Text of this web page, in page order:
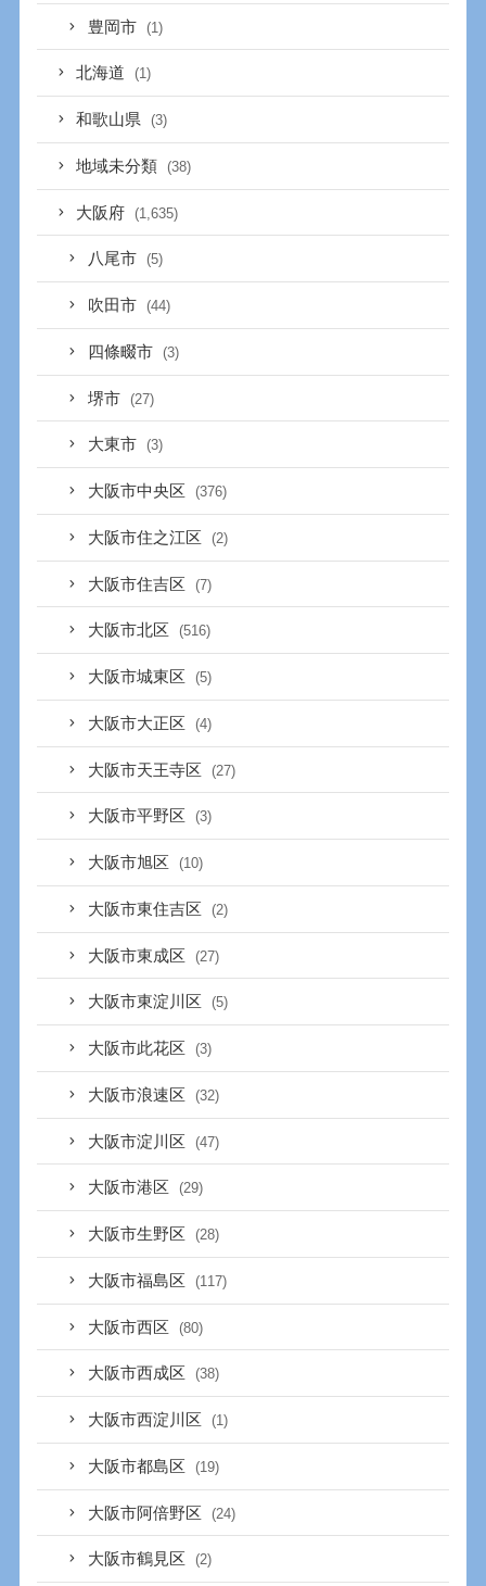
豊岡市 (1)
北海道 (1)
和歌山県 (3)
地域未分類 (38)
大阪府 (1,635)
八尾市 (5)
吹田市 (44)
四條畷市 (3)
堺市 (27)
大東市 (3)
大阪市中央区 (376)
大阪市住之江区 (2)
大阪市住吉区 (7)
大阪市北区 (516)
大阪市城東区 (5)
大阪市大正区 (4)
大阪市天王寺区 (27)
大阪市平野区 (3)
大阪市旭区 (10)
大阪市東住吉区 (2)
大阪市東成区 (27)
大阪市東淀川区 (5)
大阪市此花区 (3)
大阪市浪速区 (32)
大阪市淀川区 (47)
大阪市港区 (29)
大阪市生野区 (28)
大阪市福島区 (117)
大阪市西区 (80)
大阪市西成区 (38)
大阪市西淀川区 (1)
大阪市都島区 (19)
大阪市阿倍野区 (24)
大阪市鶴見区 (2)